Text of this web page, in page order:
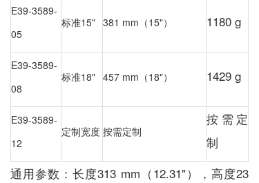
E39-3589-
05
标准15" 381 mm（15"） 1180 g
E39-3589-
08
标准18" 457 mm（18"） 1429 g
E39-3589-
12
定制宽度 按需定制
按需定
制
通用参数：长度313 mm（12.31"），高度23